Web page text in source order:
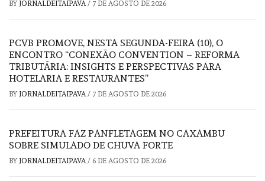
BY JORNALDEITAIPAVA/ 7 DE AGOSTO DE 2026
PCVB PROMOVE, NESTA SEGUNDA-FEIRA (10), O
ENCONTRO “CONEXÃO CONVENTION – REFORMA
TRIBUTÁRIA: INSIGHTS E PERSPECTIVAS PARA
HOTELARIA E RESTAURANTES”
BY JORNALDEITAIPAVA/ 7 DE AGOSTO DE 2026
PREFEITURA FAZ PANFLETAGEM NO CAXAMBU
SOBRE SIMULADO DE CHUVA FORTE
BY JORNALDEITAIPAVA/ 6 DE AGOSTO DE 2026